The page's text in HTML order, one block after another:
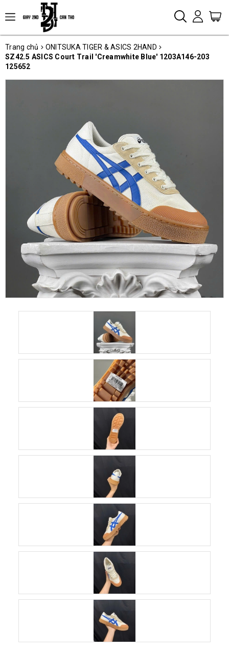
Trang chủ
ONITSUKA TIGER & ASICS 2HAND
SZ42.5 ASICS Court Trail 'Creamwhite Blue' 1203A146-203
125652